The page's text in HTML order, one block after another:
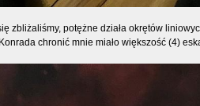
zbliżaliśmy, potężne działa okrętów
chronić mnie miało większość (4)